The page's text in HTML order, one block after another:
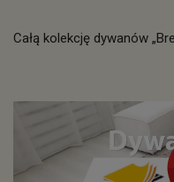
Całą kolekcję dywanów